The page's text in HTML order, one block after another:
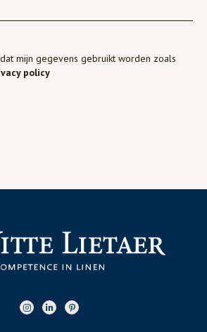
mijn gegevens gebruikt worden zoals
policy